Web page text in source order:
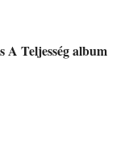
A Teljesség album